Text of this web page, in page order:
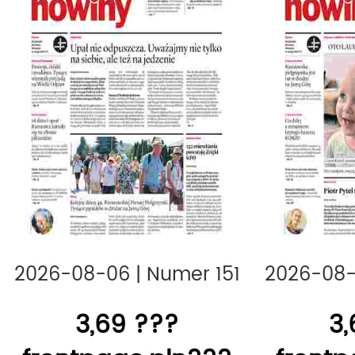
Podkarpacie wydarzenia,
Polska Press,województwo
z regionu,
2026-08-06 | Numer 151
3,69 ???
2026-